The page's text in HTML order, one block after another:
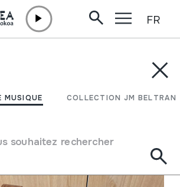
MUSIQUE COLLECTION JM BELTRAN
souhaitez rechercher
FR
COLLECTION JM BELTRAN